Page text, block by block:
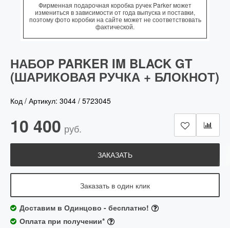
Фирменная подарочная коробка ручек Parker может
измениться в зависимости от года выпуска и поставки,
поэтому фото коробки на сайте может не соответствовать
фактической.
НАБОР PARKER IM BLACK GT
(ШАРИКОВАЯ РУЧКА + БЛОКНОТ)
Код / Артикул: 3044 / 5723045
10 400 руб.
ЗАКАЗАТЬ
Заказать в один клик
Доставим в Одинцово - бесплатно!
Оплата при получении*